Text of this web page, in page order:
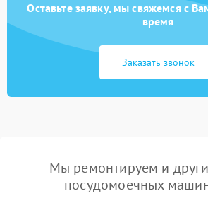
Оставьте заявку, мы свяжемся с
время
Заказать звонок
Мы ремонтируем и
посудомоечных